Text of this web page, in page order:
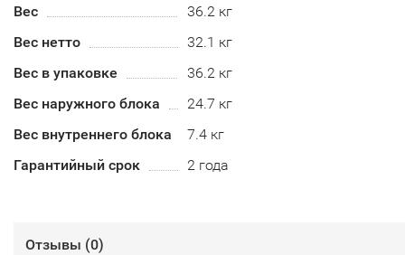
Вес
36.2 кг
Вес нетто
32.1 кг
Вес в упаковке
36.2 кг
Вес наружного блока
24.7 кг
Вес внутреннего блока
7.4 кг
Гарантийный срок
2 года
Отзывы (0)